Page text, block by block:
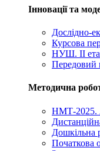
Інновації та
Дослідно-
Курсова
НУШ. ІІ
Передовий
Методична
НМТ-2025.
Дошкільна
Початкова